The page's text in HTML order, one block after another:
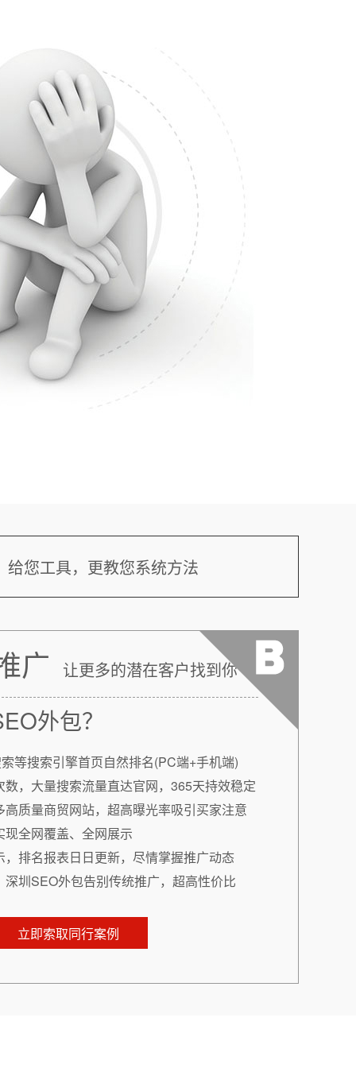
给您工具，更教您系统方法
广 让更多的潜在客户找到你
外包？
等搜索引擎首页自然排名(PC端+手机端)
，大量搜索流量直达官网，365天持效稳定
质量商贸网站，超高曝光率吸引买家注意
全网覆盖、全网展示
排名报表日日更新，尽情掌握推广动态
圳SEO外包告别传统推广，超高性价比
立即索取同行案例